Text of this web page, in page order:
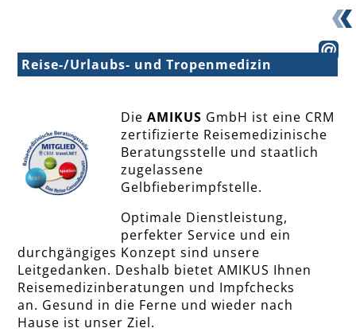
Reise-/Urlaubs- und Tropenmedizin
DieAMIKUS GmbH ist eine CRM
zertifizierte Reisemedizinische
Beratungsstelle und staatlich
zugelassene
Gelbfieberimpfstelle.
Optimale Dienstleistung,
perfekter Service und ein
durchgängiges Konzept sind unsere
Leitgedanken. Deshalb bietet AMIKUS Ihnen
Reisemedizinberatungen und Impfchecks
an. Gesund in die Ferne und wieder nach
Hause ist unser Ziel.